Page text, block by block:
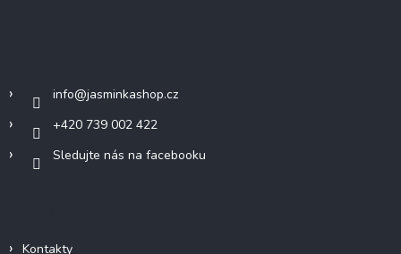
info@jasminkashop.cz
+420 739 002 422
Sledujte nás na facebooku
Kontakty